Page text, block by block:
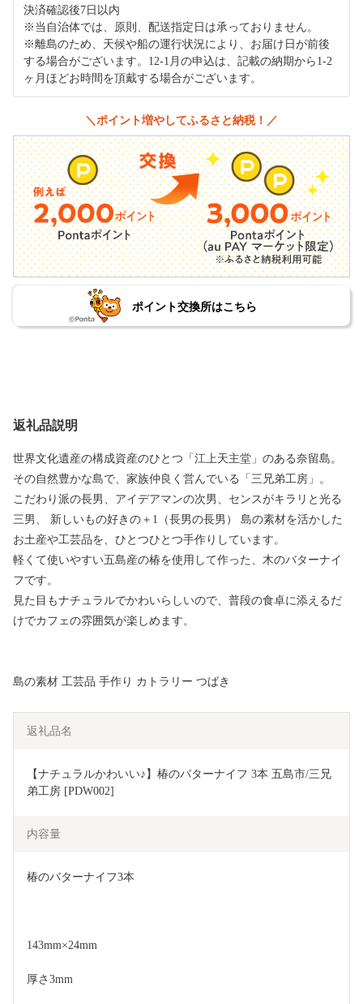
決済確認後7日以内
※当自治体では、原則、配送指定日は承っておりません。
※離島のため、天候や船の運行状況により、お届け日が前後
する場合がございます。12-1月の申込は、記載の納期から1-2
ヶ月ほどお時間を頂戴する場合がございます。
＼ポイント増やしてふるさと納税！／
ポイント交換所はこちら
返礼品説明
世界文化遺産の構成資産のひとつ「江上天主堂」のある奈留島。
その自然豊かな島で、家族仲良く営んでいる「三兄弟工房」。
こだわり派の長男、アイデアマンの次男、センスがキラリと光る
三男、 新しいもの好きの＋1（長男の長男） 島の素材を活かした
お土産や工芸品を、ひとつひとつ手作りしています。
軽くて使いやすい五島産の椿を使用して作った、木のバターナイ
フです。
見た目もナチュラルでかわいらしいので、普段の食卓に添えるだ
けでカフェの雰囲気が楽しめます。
島の素材 工芸品 手作り カトラリー つばき
返礼品名
【ナチュラルかわいい♪】椿のバターナイフ 3本 五島市/三兄
弟工房 [PDW002]
内容量
椿のバターナイフ3本
143mm×24mm
厚さ3mm